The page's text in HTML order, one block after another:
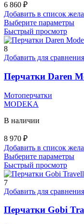
6 860 ₽
Добавить в список
Выберите параметры
Быстрый просмотр
8
Добавить для сравнения
Перчатки Daren
Мотоперчатки
MODEKA
В наличии
8 970 ₽
Добавить в список
Выберите параметры
Быстрый просмотр
7
Добавить для сравнения
Перчатки Gobi